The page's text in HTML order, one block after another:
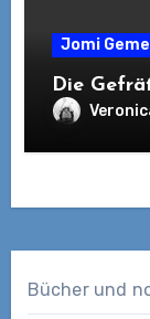
Jomi
Die
Bücher und